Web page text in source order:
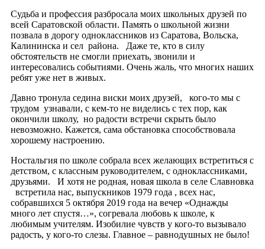
Судьба и профессия разбросала моих школьных друзей по
всей Саратовской области. Память о школьной жизни
позвала в дорогу одноклассников из Саратова, Вольска,
Калининска и сел района. Даже те, кто в силу
обстоятельств не смогли приехать, звонили и
интересовались событиями. Очень жаль, что многих наших
ребят уже нет в живых.
Давно тронула седина виски моих друзей, кого-то мы с
трудом узнавали, с кем-то не виделись с тех пор, как
окончили школу, но радости встречи скрыть было
невозможно. Кажется, сама обстановка способствовала
хорошему настроению.
Ностальгия по школе собрала всех желающих встретиться с
детством, с классным руководителем, с одноклассниками,
друзьями. И хотя не родная, новая школа в селе Славновка
встретила нас, выпускников 1979 года , всех нас,
собравшихся 5 октября 2019 года на вечер «Однажды
много лет спустя…», согревала любовь к школе, к
любимым учителям. Изобилие чувств у кого-то вызывало
радость, у кого-то слезы. Главное – равнодушных не было!